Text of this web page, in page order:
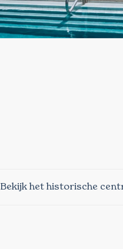
Bekijk het historische